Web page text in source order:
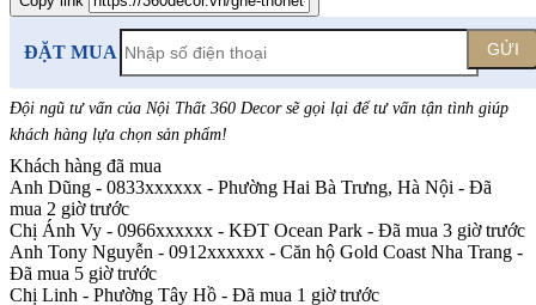
ĐẶT MUA GỬI
Đội ngũ tư vấn của Nội Thất 360 Decor sẽ gọi lại để tư vấn tận tình giúp
khách hàng lựa chọn sản phẩm!
Khách hàng đã mua
Anh Dũng - 0833xxxxxx - Phường Hai Bà Trưng, Hà Nội - Đã
mua 2 giờ trước
Chị Ánh Vy - 0966xxxxxx - KĐT Ocean Park - Đã mua 3 giờ trước
Anh Tony Nguyễn - 0912xxxxxx - Căn hộ Gold Coast Nha Trang -
Đã mua 5 giờ trước
Chị Linh - Phường Tây Hồ - Đã mua 1 giờ trước